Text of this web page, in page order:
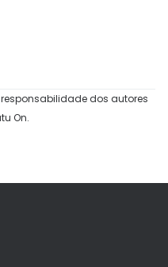
dos autores
On.